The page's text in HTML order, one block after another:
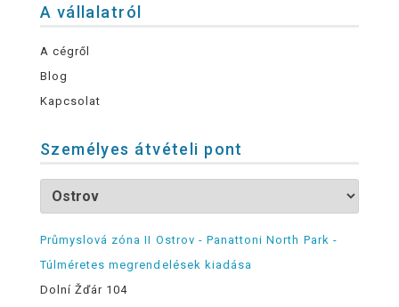
A vállalatról
A cégről
Blog
Kapcsolat
Személyes átvételi pont
Průmyslová zóna II Ostrov - Panattoni North Park -
Túlméretes megrendelések kiadása
Dolní Žďár 104